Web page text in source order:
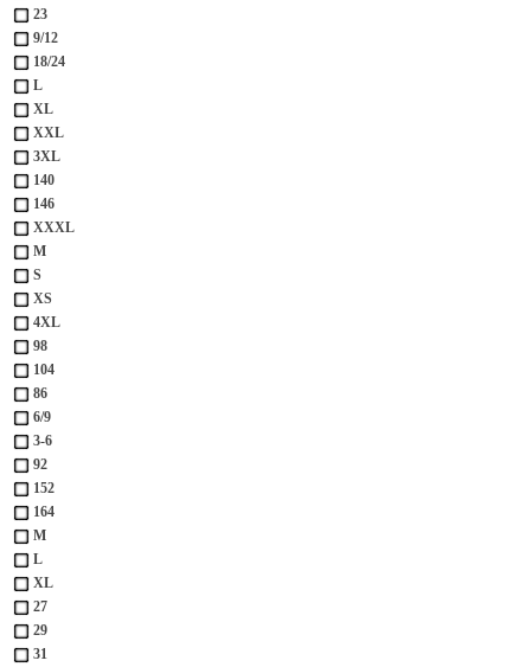
23
9/12
18/24
L
XL
XXL
3XL
140
146
XXXL
М
S
XS
4XL
98
104
86
6/9
3-6
92
152
164
M
L
XL
27
29
31